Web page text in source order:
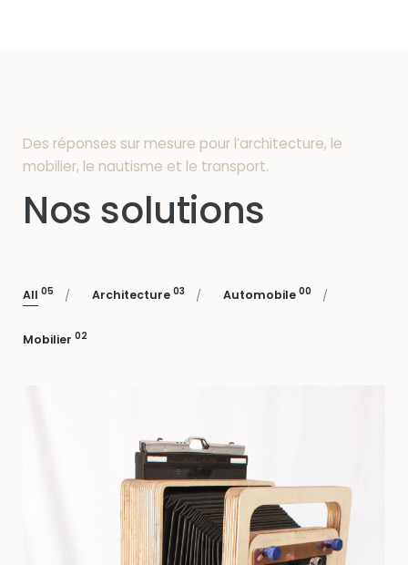
Des réponses sur mesure pour l’architecture, le
mobilier, le nautisme et le transport.
Nos solutions
All 05 Architecture 03 Automobile 00
Mobilier 02